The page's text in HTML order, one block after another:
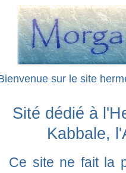
sur le site
Sité dédié à
Kabbale,
Ce site ne fait la